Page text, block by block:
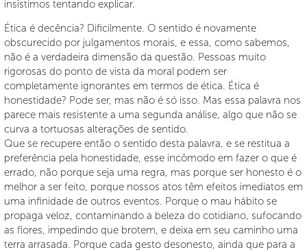
insistimos tentando explicar.
Ética é decência? Dificilmente. O sentido é novamente
obscurecido por julgamentos morais, e essa, como sabemos,
não é a verdadeira dimensão da questão. Pessoas muito
rigorosas do ponto de vista da moral podem ser
completamente ignorantes em termos de ética. Ética é
honestidade? Pode ser, mas não é só isso. Mas essa palavra nos
parece mais resistente a uma segunda análise, algo que não se
curva a tortuosas alterações de sentido.
Que se recupere então o sentido desta palavra, e se restitua a
preferência pela honestidade, esse incômodo em fazer o que é
errado, não porque seja uma regra, mas porque ser honesto é o
melhor a ser feito, porque nossos atos têm efeitos imediatos em
uma infinidade de outros eventos. Porque o mau hábito se
propaga veloz, contaminando a beleza do cotidiano, sufocando
as flores, impedindo que brotem, e deixa em seu caminho uma
terra arrasada. Porque cada gesto desonesto, ainda que para a